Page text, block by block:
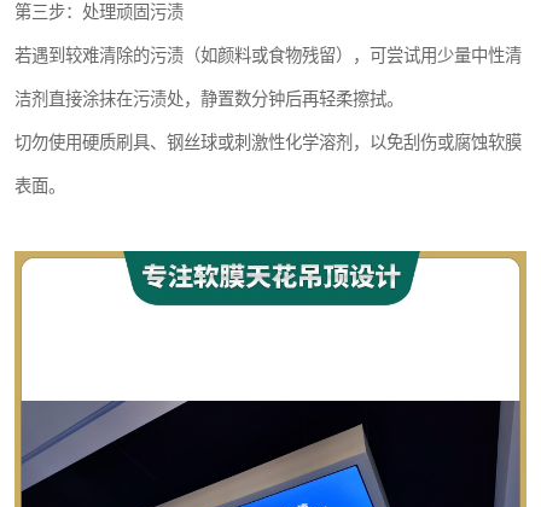
第三步：处理顽固污渍
若遇到较难清除的污渍（如颜料或食物残留），可尝试用少量中性清
洁剂直接涂抹在污渍处，静置数分钟后再轻柔擦拭。
切勿使用硬质刷具、钢丝球或刺激性化学溶剂，以免刮伤或腐蚀软膜
表面。